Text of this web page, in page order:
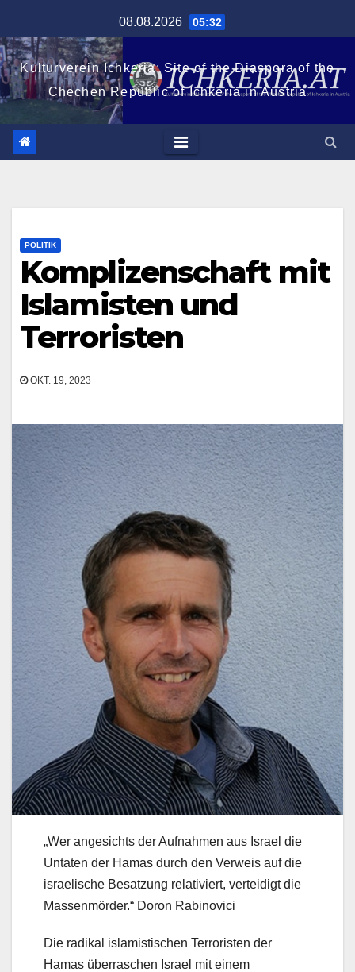
Inhalt
springen
08.08.2026 05:32
Kulturverein Ichkeria: Site of the Diaspora of the
Chechen Republic of Ichkeria in Austria
POLITIK
Komplizenschaft mit
Islamisten und
Terroristen
OKT. 19, 2023
„Wer angesichts der Aufnahmen aus Israel die
Untaten der Hamas durch den Verweis auf die
israelische Besatzung relativiert, verteidigt die
Massenmörder.“ Doron Rabinovici
Die radikal islamistischen Terroristen der
Hamas überraschen Israel mit einem